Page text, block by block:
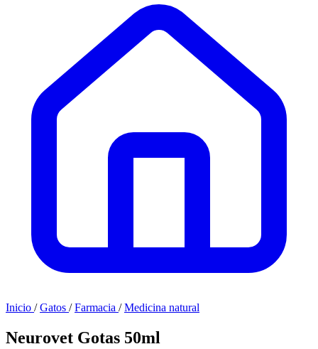
Inicio / Gatos / Farmacia / Medicina natural
Neurovet Gotas 50ml